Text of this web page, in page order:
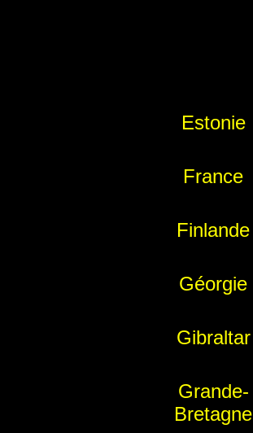
Estonie
France
Finlande
Géorgie
Gibraltar
Grande-
Bretagne